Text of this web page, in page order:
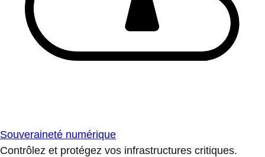
Souveraineté numérique
Contrôlez et protégez vos infrastructures critiques.